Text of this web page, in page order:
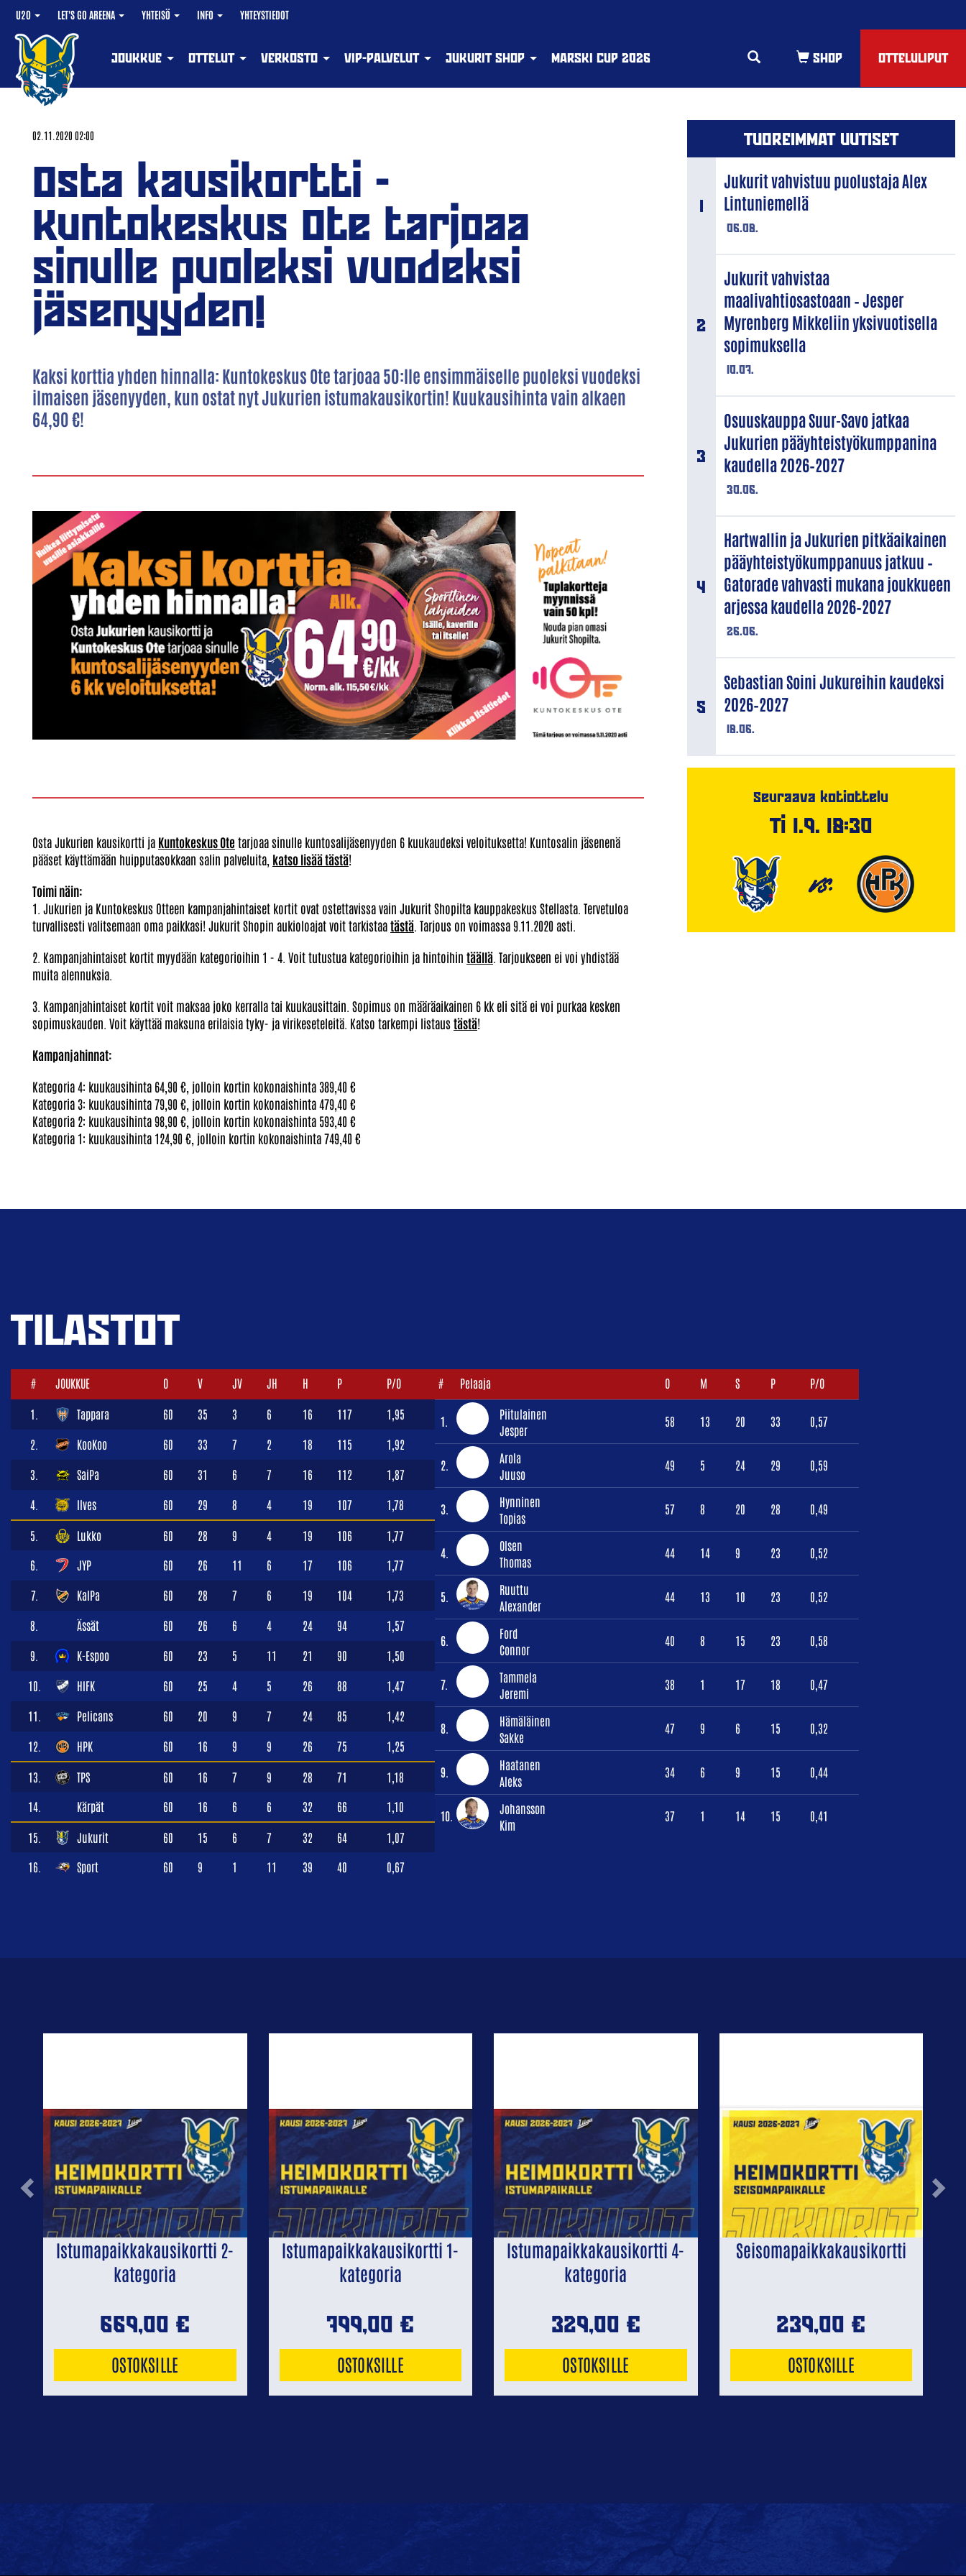
U20 LET'S GO AREENA YHTEISÖ INFO YHTEYSTIEDOT
OTTELULIPUT
JOUKKUE OTTELUT VERKOSTO VIP-PALVELUT JUKURIT SHOP MARSKI CUP 2026
02.11.2020 02:00
Osta kausikortti -
Kuntokeskus Ote tarjoaa
sinulle puoleksi vuodeksi
jäsenyyden!
Kaksi korttia yhden hinnalla: Kuntokeskus Ote tarjoaa 50:lle ensimmäiselle puoleksi vuodeksi
ilmaisen jäsenyyden, kun ostat nyt Jukurien istumakausikortin! Kuukausihinta vain alkaen
64,90 €!
Osta Jukurien kausikortti ja Kuntokeskus Otetarjoaa sinulle kuntosalijäsenyyden 6 kuukaudeksi veloituksetta! Kuntosalin jäsenenä
pääset käyttämään huipputasokkaan salin palveluita, katso lisää tästä!
Toimi näin:
1. Jukurien ja Kuntokeskus Otteen kampanjahintaiset kortit ovat ostettavissa vain Jukurit Shopilta kauppakeskus Stellasta. Tervetuloa
turvallisesti valitsemaan oma paikkasi! Jukurit Shopin aukioloajat voit tarkistaatästä . Tarjous on voimassa 9.11.2020 asti.
2. Kampanjahintaiset kortit myydään kategorioihin 1 - 4. Voit tutustua kategorioihin ja hintoihin täällä . Tarjoukseen ei voi yhdistää
muita alennuksia.
3. Kampanjahintaiset kortit voit maksaa joko kerralla tai kuukausittain. Sopimus on määräaikainen 6 kk eli sitä ei voi purkaa kesken
sopimuskauden. Voit käyttää maksuna erilaisia tyky- ja virikeseteleitä. Katso tarkempi listaustästä!
Kampanjahinnat:
Kategoria 4: kuukausihinta 64,90 €, jolloin kortin kokonaishinta 389,40 €
Kategoria 3: kuukausihinta 79,90 €, jolloin kortin kokonaishinta 479,40 €
Kategoria 2: kuukausihinta 98,90 €, jolloin kortin kokonaishinta 593,40 €
Kategoria 1: kuukausihinta 124,90 €, jolloin kortin kokonaishinta 749,40 €
TUOREIMMAT UUTISET
06.08.
Jukurit vahvistuu puolustaja Alex
Lintuniemellä
10.07.
Jukurit vahvistaa
maalivahtiosastoaan – Jesper
Myrenberg Mikkeliin yksivuotisella
sopimuksella
30.06.
Osuuskauppa Suur-Savo jatkaa
Jukurien pääyhteistyökumppanina
kaudella 2026–2027
26.06.
Hartwallin ja Jukurien pitkäaikainen
pääyhteistyökumppanuus jatkuu –
Gatorade vahvasti mukana joukkueen
arjessa kaudella 2026–2027
18.06.
Sebastian Soini Jukureihin kaudeksi
2026–2027
Seuraava kotiottelu
Ti 1.9. 18:30
VS.
TILASTOT
# JOUKKUE O V JV JH H P P/O
1. Tappara 60 35 3 6 16 117 1,95
2. KooKoo 60 33 7 2 18 115 1,92
3. SaiPa 60 31 6 7 16 112 1,87
4. Ilves 60 29 8 4 19 107 1,78
5. Lukko 60 28 9 4 19 106 1,77
6. JYP 60 26 11 6 17 106 1,77
7. KalPa 60 28 7 6 19 104 1,73
8. Ässät 60 26 6 4 24 94 1,57
9. K-Espoo 60 23 5 11 21 90 1,50
10. HIFK 60 25 4 5 26 88 1,47
11. Pelicans 60 20 9 7 24 85 1,42
12. HPK 60 16 9 9 26 75 1,25
13. TPS 60 16 7 9 28 71 1,18
14. Kärpät 60 16 6 6 32 66 1,10
15. Jukurit 60 15 6 7 32 64 1,07
16. Sport 60 9 1 11 39 40 0,67
# Pelaaja O M S P P/O
1.
Piitulainen
Jesper
58 13 20 33 0,57
2.
Arola
Juuso
49 5 24 29 0,59
3.
Hynninen
Topias
57 8 20 28 0,49
4.
Olsen
Thomas
44 14 9 23 0,52
5.
Ruuttu
Alexander
44 13 10 23 0,52
6.
Ford
Connor
40 8 15 23 0,58
7.
Tammela
Jeremi
38 1 17 18 0,47
8.
Hämäläinen
Sakke
47 9 6 15 0,32
9.
Haatanen
Aleks
34 6 9 15 0,44
10.
Johansson
Kim
37 1 14 15 0,41
Istumapaikkakausikortti 2-
kategoria
669,00 €
OSTOKSILLE
Istumapaikkakausikortti 1-
kategoria
799,00 €
OSTOKSILLE
Istumapaikkakausikortti 4-
kategoria
329,00 €
OSTOKSILLE
Seisomapaikkakausikortti
239,00 €
OSTOKSILLE
Previous